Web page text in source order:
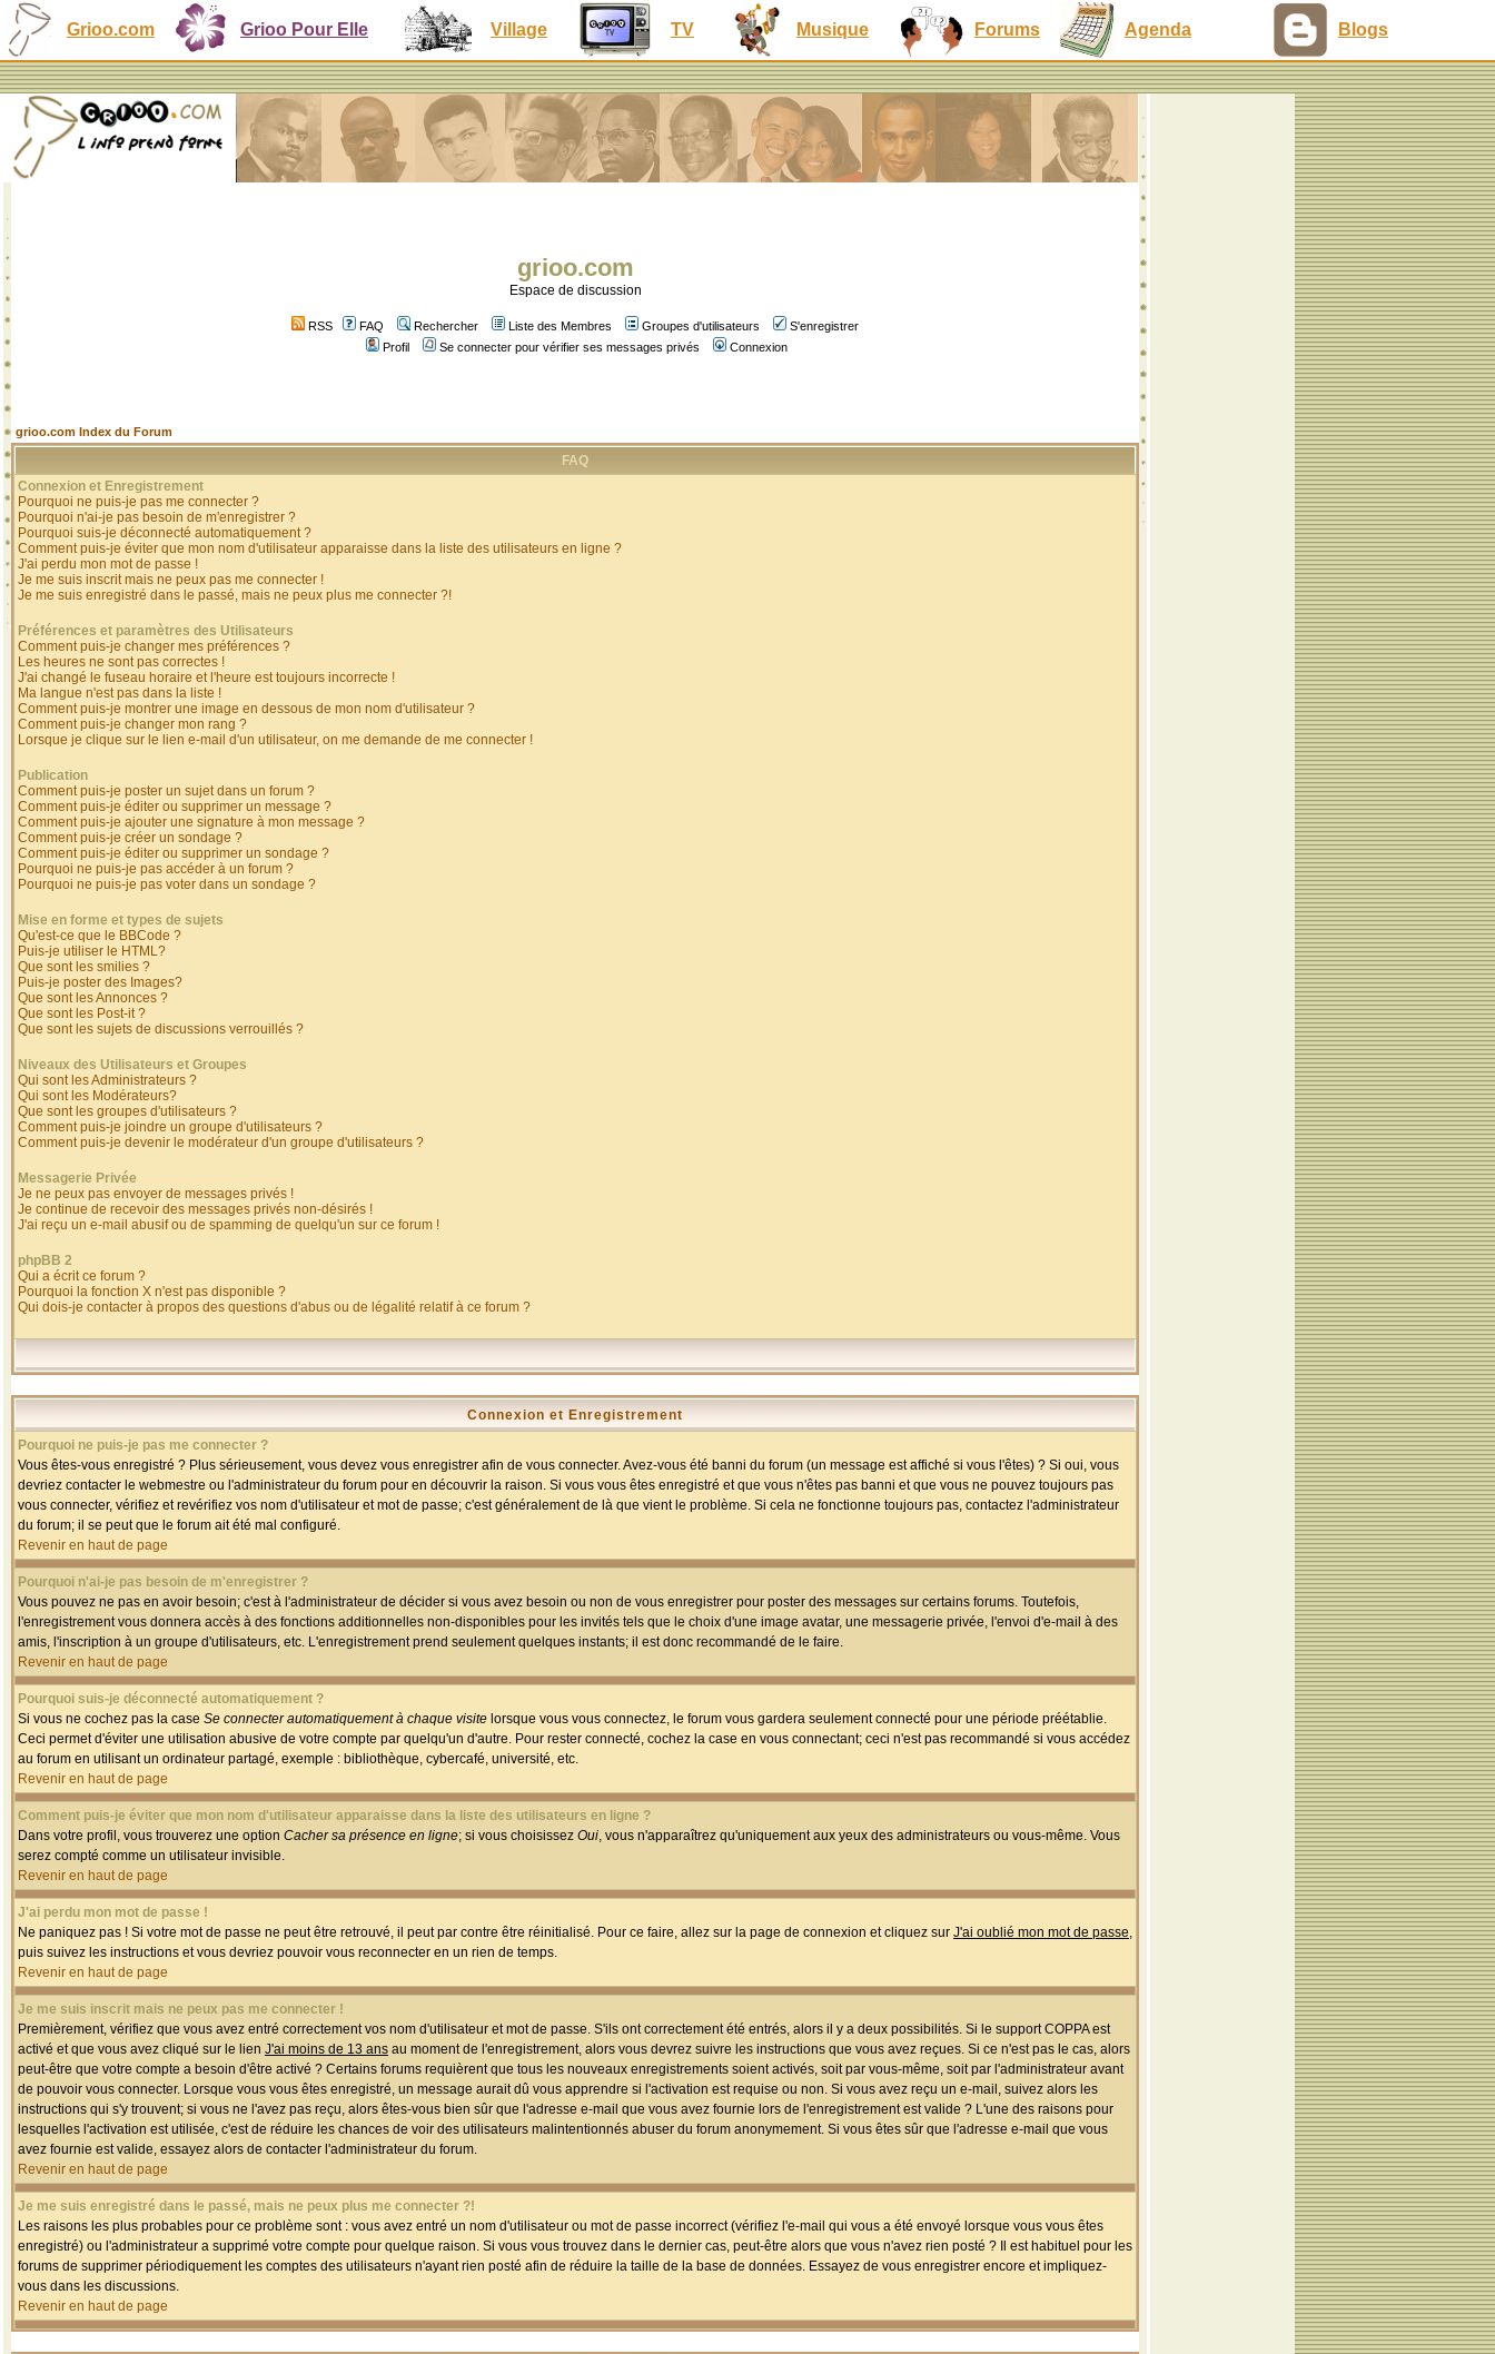
Grioo.com Grioo Pour Elle Village TV Musique Forums Agenda Blogs
grioo.com
Espace de discussion
RSS FAQ Rechercher Liste des Membres Groupes d'utilisateurs
S'enregistrer
Profil
Se connecter pour vérifier ses messages privés Connexion
grioo.com Index du Forum
FAQ
Connexion et Enregistrement
Pourquoi ne puis-je pas me connecter ?
Pourquoi n'ai-je pas besoin de m'enregistrer ?
Pourquoi suis-je déconnecté automatiquement ?
Comment puis-je éviter que mon nom d'utilisateur apparaisse dans la liste des utilisateurs en ligne ?
J'ai perdu mon mot de passe !
Je me suis inscrit mais ne peux pas me connecter !
Je me suis enregistré dans le passé, mais ne peux plus me connecter ?!
Préférences et paramètres des Utilisateurs
Comment puis-je changer mes préférences ?
Les heures ne sont pas correctes !
J'ai changé le fuseau horaire et l'heure est toujours incorrecte !
Ma langue n'est pas dans la liste !
Comment puis-je montrer une image en dessous de mon nom d'utilisateur ?
Comment puis-je changer mon rang ?
Lorsque je clique sur le lien e-mail d'un utilisateur, on me demande de me connecter !
Publication
Comment puis-je poster un sujet dans un forum ?
Comment puis-je éditer ou supprimer un message ?
Comment puis-je ajouter une signature à mon message ?
Comment puis-je créer un sondage ?
Comment puis-je éditer ou supprimer un sondage ?
Pourquoi ne puis-je pas accéder à un forum ?
Pourquoi ne puis-je pas voter dans un sondage ?
Mise en forme et types de sujets
Qu'est-ce que le BBCode ?
Puis-je utiliser le HTML?
Que sont les smilies ?
Puis-je poster des Images?
Que sont les Annonces ?
Que sont les Post-it ?
Que sont les sujets de discussions verrouillés ?
Niveaux des Utilisateurs et Groupes
Qui sont les Administrateurs ?
Qui sont les Modérateurs?
Que sont les groupes d'utilisateurs ?
Comment puis-je joindre un groupe d'utilisateurs ?
Comment puis-je devenir le modérateur d'un groupe d'utilisateurs ?
Messagerie Privée
Je ne peux pas envoyer de messages privés !
Je continue de recevoir des messages privés non-désirés !
J'ai reçu un e-mail abusif ou de spamming de quelqu'un sur ce forum !
phpBB 2
Qui a écrit ce forum ?
Pourquoi la fonction X n'est pas disponible ?
Qui dois-je contacter à propos des questions d'abus ou de légalité relatif à ce forum ?
Connexion et Enregistrement
Pourquoi ne puis-je pas me connecter ?
Vous êtes-vous enregistré ? Plus sérieusement, vous devez vous enregistrer afin de vous connecter. Avez-vous été banni du forum (un message est affiché si vous l'êtes) ? Si oui, vous
devriez contacter le webmestre ou l'administrateur du forum pour en découvrir la raison. Si vous vous êtes enregistré et que vous n'êtes pas banni et que vous ne pouvez toujours pas
vous connecter, vérifiez et revérifiez vos nom d'utilisateur et mot de passe; c'est généralement de là que vient le problème. Si cela ne fonctionne toujours pas, contactez l'administrateur
du forum; il se peut que le forum ait été mal configuré.
Revenir en haut de page
Pourquoi n'ai-je pas besoin de m'enregistrer ?
Vous pouvez ne pas en avoir besoin; c'est à l'administrateur de décider si vous avez besoin ou non de vous enregistrer pour poster des messages sur certains forums. Toutefois,
l'enregistrement vous donnera accès à des fonctions additionnelles non-disponibles pour les invités tels que le choix d'une image avatar, une messagerie privée, l'envoi d'e-mail à des
amis, l'inscription à un groupe d'utilisateurs, etc. L'enregistrement prend seulement quelques instants; il est donc recommandé de le faire.
Revenir en haut de page
Pourquoi suis-je déconnecté automatiquement ?
Si vous ne cochez pas la case Se connecter automatiquement à chaque visite lorsque vous vous connectez, le forum vous gardera seulement connecté pour une période préétablie.
Ceci permet d'éviter une utilisation abusive de votre compte par quelqu'un d'autre. Pour rester connecté, cochez la case en vous connectant; ceci n'est pas recommandé si vous accédez
au forum en utilisant un ordinateur partagé, exemple : bibliothèque, cybercafé, université, etc.
Revenir en haut de page
Comment puis-je éviter que mon nom d'utilisateur apparaisse dans la liste des utilisateurs en ligne ?
Dans votre profil, vous trouverez une option Cacher sa présence en ligne; si vous choisissez Oui, vous n'apparaîtrez qu'uniquement aux yeux des administrateurs ou vous-même. Vous
serez compté comme un utilisateur invisible.
Revenir en haut de page
J'ai perdu mon mot de passe !
Ne paniquez pas ! Si votre mot de passe ne peut être retrouvé, il peut par contre être réinitialisé. Pour ce faire, allez sur la page de connexion et cliquez sur J'ai oublié mon mot de passe,
puis suivez les instructions et vous devriez pouvoir vous reconnecter en un rien de temps.
Revenir en haut de page
Je me suis inscrit mais ne peux pas me connecter !
Premièrement, vérifiez que vous avez entré correctement vos nom d'utilisateur et mot de passe. S'ils ont correctement été entrés, alors il y a deux possibilités. Si le support COPPA est
activé et que vous avez cliqué sur le lien J'ai moins de 13 ans au moment de l'enregistrement, alors vous devrez suivre les instructions que vous avez reçues. Si ce n'est pas le cas, alors
peut-être que votre compte a besoin d'être activé ? Certains forums requièrent que tous les nouveaux enregistrements soient activés, soit par vous-même, soit par l'administrateur avant
de pouvoir vous connecter. Lorsque vous vous êtes enregistré, un message aurait dû vous apprendre si l'activation est requise ou non. Si vous avez reçu un e-mail, suivez alors les
instructions qui s'y trouvent; si vous ne l'avez pas reçu, alors êtes-vous bien sûr que l'adresse e-mail que vous avez fournie lors de l'enregistrement est valide ? L'une des raisons pour
lesquelles l'activation est utilisée, c'est de réduire les chances de voir des utilisateurs malintentionnés abuser du forum anonymement. Si vous êtes sûr que l'adresse e-mail que vous
avez fournie est valide, essayez alors de contacter l'administrateur du forum.
Revenir en haut de page
Je me suis enregistré dans le passé, mais ne peux plus me connecter ?!
Les raisons les plus probables pour ce problème sont : vous avez entré un nom d'utilisateur ou mot de passe incorrect (vérifiez l'e-mail qui vous a été envoyé lorsque vous vous êtes
enregistré) ou l'administrateur a supprimé votre compte pour quelque raison. Si vous vous trouvez dans le dernier cas, peut-être alors que vous n'avez rien posté ? Il est habituel pour les
forums de supprimer périodiquement les comptes des utilisateurs n'ayant rien posté afin de réduire la taille de la base de données. Essayez de vous enregistrer encore et impliquez-
vous dans les discussions.
Revenir en haut de page